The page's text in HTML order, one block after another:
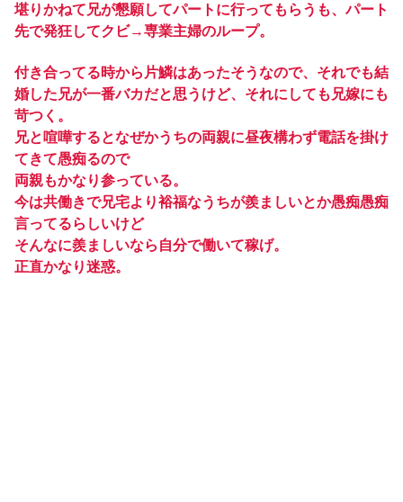
堪りかねて兄が懇願してパートに行ってもらうも、パート
先で発狂してクビ→専業主婦のループ。
付き合ってる時から片鱗はあったそうなので、それでも結
婚した兄が一番バカだと思うけど、それにしても兄嫁にも
苛つく。
兄と喧嘩するとなぜかうちの両親に昼夜構わず電話を掛け
てきて愚痴るので
両親もかなり参っている。
今は共働きで兄宅より裕福なうちが羨ましいとか愚痴愚痴
言ってるらしいけど
そんなに羨ましいなら自分で働いて稼げ。
正直かなり迷惑。